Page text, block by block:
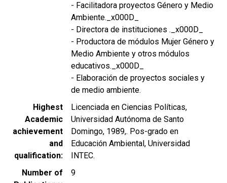
- Facilitadora proyectos Género y Medio
Ambiente._x000D_
- Directora de instituciones ._x000D_
- Productora de módulos Mujer Género y
Medio Ambiente y otros módulos
educativos._x000D_
- Elaboración de proyectos sociales y
de medio ambiente.
Highest
Academic
achievement
and
qualification
Licenciada en Ciencias Políticas,
Universidad Autónoma de Santo
Domingo, 1989,. Pos-grado en
Educación Ambiental, Universidad
INTEC.
Number of
9